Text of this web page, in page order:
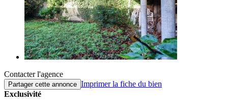
Contacter l'agence
Partager cette annonce Imprimer la fiche du bien
Exclusivité